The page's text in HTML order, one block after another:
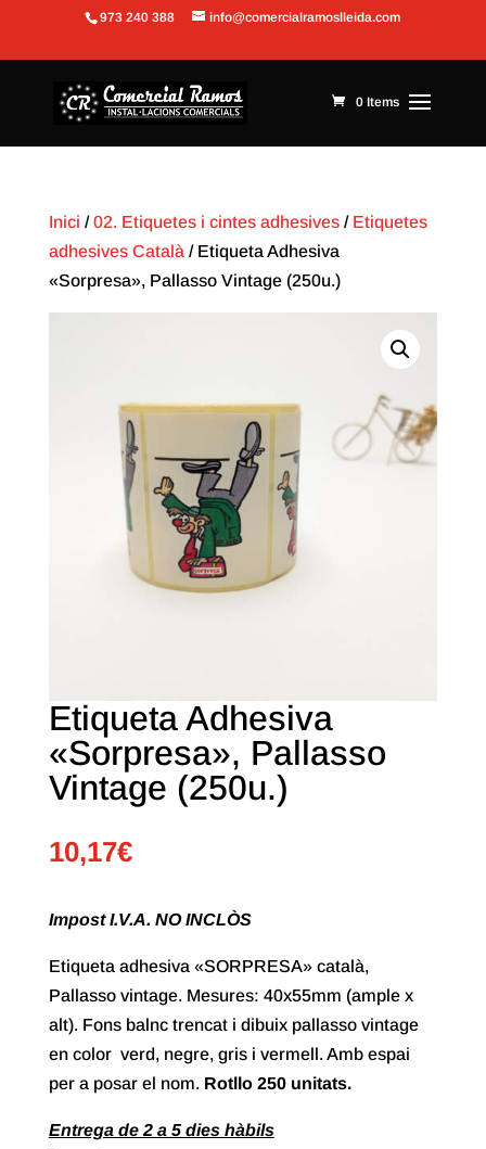
Obre la barra d'eines
973 240 388 info@comercialramoslleida.com
0 Items
Inici /02. Etiquetes i cintes adhesives/ Etiquetes
adhesives Català / Etiqueta Adhesiva
«Sorpresa», Pallasso Vintage (250u.)
Etiqueta Adhesiva
«Sorpresa», Pallasso
Vintage (250u.)
10,17€
Impost I.V.A. NO INCLÒS
Etiqueta adhesiva «SORPRESA» català,
Pallasso vintage. Mesures: 40x55mm (ample x
alt). Fons balnc trencat i dibuix pallasso vintage
en color verd, negre, gris i vermell. Amb espai
per a posar el nom. Rotllo 250 unitats.
Entrega de 2 a 5 dies hàbils